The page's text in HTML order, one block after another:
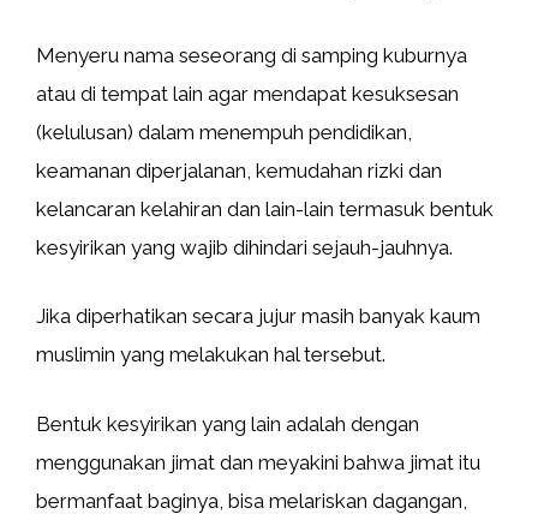
Menyeru nama seseorang di samping kuburnya
atau di tempat lain agar mendapat kesuksesan
(kelulusan) dalam menempuh pendidikan,
keamanan diperjalanan, kemudahan rizki dan
kelancaran kelahiran dan lain-lain termasuk bentuk
kesyirikan yang wajib dihindari sejauh-jauhnya.
Jika diperhatikan secara jujur masih banyak kaum
muslimin yang melakukan hal tersebut.
Bentuk kesyirikan yang lain adalah dengan
menggunakan jimat dan meyakini bahwa jimat itu
bermanfaat baginya, bisa melariskan dagangan,